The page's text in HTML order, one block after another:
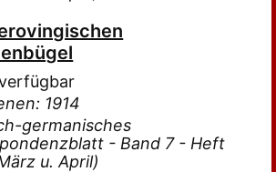
1914
germanisches
- Band 7 - Heft
u. April)